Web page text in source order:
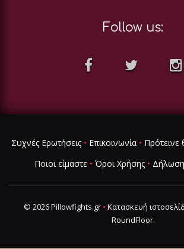
Follow us:
Συχνές Ερωτήσεις• Επικοινωνία• Πρότεινε
Ποιοι είμαστε • Όροι Χρήσης •
© 2026 Pillowfights.gr • Κατασκευή
RoundFloor.